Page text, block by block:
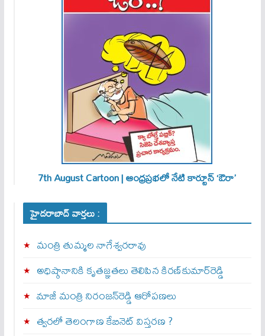
7th August Cartoon | ఆంధ్రప్రభలో నేటి కార్టూన్ ‘ఔరా’
హైదరాబాద్ వార్తలు :
మంత్రి తుమ్మల నాగేశ్వరరావు
అధిష్ఠానానికి కృతజ్ఞతలు తెలిపిన కిరణ్‌కుమార్‌రెడ్డి
మాజీ మంత్రి నిరంజన్‌రెడ్డి ఆరోపణలు
త్వ‌ర‌లో తెలంగాణ కేబినెట్ విస్తరణ ?